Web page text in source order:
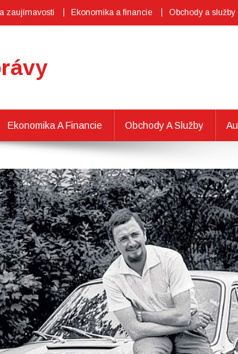
zaujímavosti Ekonomika a financie Obchody a služby
Ekonomika A Financie Obchody A Služby